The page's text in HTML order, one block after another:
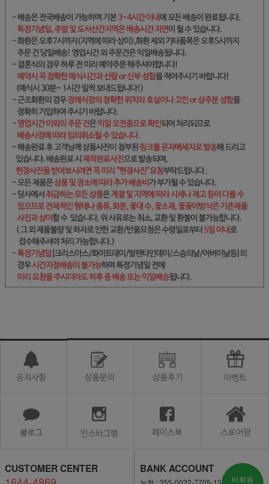
CUSTOMER CENTER BANK ACCOUNT
농협 : 355-0032-7705-13
비회원